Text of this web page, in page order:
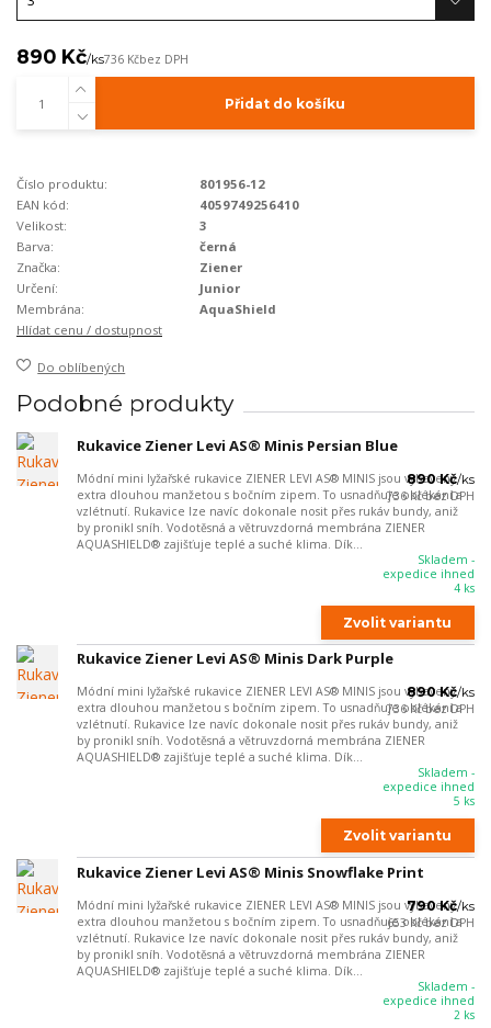
890 Kč/ks736 Kčbez DPH
Přidat do košíku
Číslo produktu:
801956-12
EAN kód:
4059749256410
Velikost:
3
Barva:
černá
Značka:
Ziener
Určení:
Junior
Membrána:
AquaShield
Hlídat cenu / dostupnost
Do oblíbených
Podobné produkty
Rukavice Ziener Levi AS® Minis Persian Blue
Módní mini lyžařské rukavice ZIENER LEVI AS® MINIS jsou vybaveny
extra dlouhou manžetou s bočním zipem. To usnadňuje oblékání a
vzlétnutí. Rukavice lze navíc dokonale nosit přes rukáv bundy, aniž
by pronikl sníh. Vodotěsná a větruvzdorná membrána ZIENER
AQUASHIELD® zajišťuje teplé a suché klima. Dík...
890 Kč/ks
736 Kčbez DPH
Skladem -
expedice ihned
4 ks
Zvolit variantu
Rukavice Ziener Levi AS® Minis Dark Purple
Módní mini lyžařské rukavice ZIENER LEVI AS® MINIS jsou vybaveny
extra dlouhou manžetou s bočním zipem. To usnadňuje oblékání a
vzlétnutí. Rukavice lze navíc dokonale nosit přes rukáv bundy, aniž
by pronikl sníh. Vodotěsná a větruvzdorná membrána ZIENER
AQUASHIELD® zajišťuje teplé a suché klima. Dík...
890 Kč/ks
736 Kčbez DPH
Skladem -
expedice ihned
5 ks
Zvolit variantu
Rukavice Ziener Levi AS® Minis Snowflake Print
Módní mini lyžařské rukavice ZIENER LEVI AS® MINIS jsou vybaveny
extra dlouhou manžetou s bočním zipem. To usnadňuje oblékání a
vzlétnutí. Rukavice lze navíc dokonale nosit přes rukáv bundy, aniž
by pronikl sníh. Vodotěsná a větruvzdorná membrána ZIENER
AQUASHIELD® zajišťuje teplé a suché klima. Dík...
790 Kč/ks
653 Kčbez DPH
Skladem -
expedice ihned
2 ks